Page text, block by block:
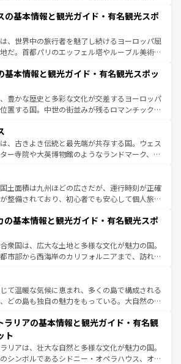
のイタリア情報はコンテンツ一覧を参照してほ
くこの国では、情熱的なフラメンコ、熱気あふ
そして美味しいタパスが生活の一部となってい
ドリードの洗練された雰囲気や、バルセロナの
れた街角から、地方では古代ローマ遺跡や中世
によって風土や気候が異なるスペインはその個
覧 を参照してほしい。
の基本情報と観光ガイド・有名観光スポ
、世界中の旅行者を魅了し続けるヨーロッパ屈
だ。首都パリのエッフェル塔やルーブル美術館
魅力が詰まっている。華麗な宮殿、歴史的な大
いビーチ、そして豊かな自然が、訪れる者を心
る。また、フランスは美食の国としても知ら
ス料理はユネスコ無形文化遺産にも登録されて
ベンダー畑など、多彩な楽しみ方が可能だ。さ
リ以外の地域にも魅力が溢れており、どの街角に
史と文化が息づいている。パリ以外の個性あふ
ほしい。
基本情報と観光ガイド・有名観光スポッ
豊かな歴史と多彩な文化が交差するヨーロッパ
置する国。中世の街並みが残るロマンチック街
の国は、どこを歩いても飽きることがない。ベ
化的活気、バイエルン州のアルプスの絶景、そ
川沿いのワイン畑といった風景は必見。ビール
な人にはぜひ体験してほしい。 なお、新着の
はコンテンツ一覧を参照してほしい。
、古きよき伝統と最先端が共存する国。ウェス
ー寺院や大英博物館のようなランドマーク、歴
異なる魅力がある。また、優雅なアフタヌーン
ール好きにはたまらない英国パブ、サッカー観
場だからこそできる体験も豊富。イギリスを旅
を参照してほしい。
土面積は九州ほどの広さだが、運行時刻が正確
整備されており、初心者でも安心して個人旅行
のまま残る町や、スイスならではのユニークな
り、アルプス観光だけでなく町歩きも満喫する
る。国民の所得が高いため物価も高いが、旅行
通パス提供のサービスもあり、うまく活用すれ
情報は
の基本情報と観光ガイド・有名観光スポ
衆国は、広大な土地と多様な文化が魅力の国。
市部から西海岸のカリフォルニアまで、訪れる
大都市は、観光、ショッピング、エンターテイ
詰まった刺激的なスポットだ。一方、アメリカ
自然が広がり、グランドキャニオンやイエロー
オーリンズでは、音楽と美食が融合した独特の
。旅行者はアメリカの各地域で異なる魅力を楽
、その多様性と豊かな歴史を感じることができ
車でのロードトリップや列車の旅も、アメリカ
て温暖な気候に恵まれ、多くの島で構成される
どの島も独自の魅力をもっている。大自然の神
逃せない。また、定番の観光地といえばオアフ
かな自然を求めるならマウイ島やカウアイ島が
エメラルドグリーンに輝く海をはじめ、豊かな
が息づいている。「アロハスピリット」と呼ば
ラリアの基本情報と観光ガイド・有名観
ト
リアは、壮大な自然と多様な文化が魅力の国。
シンボルであるシドニー・オペラハウス、オー